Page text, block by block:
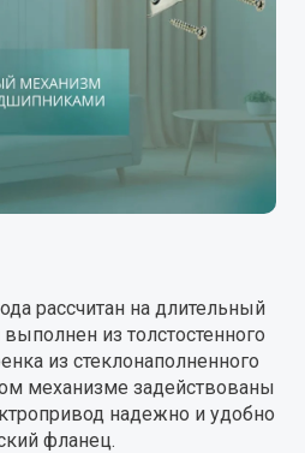
рассчитан на длительный
из толстостенного
из стеклонаполненного
механизме задействованы
надежно и удобно
фланец.